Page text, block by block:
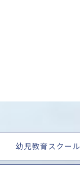
幼児教育スクール